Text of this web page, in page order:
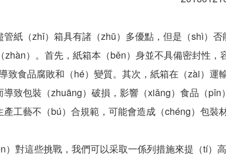
（zhǐ）箱具有諸（zhū）多優點，但是（shì）否
zhàn）。首先，紙箱本（běn）身並不具備密封性
導致食品腐敗和（hé）變質。其次，紙箱在（zài）
導致包裝（zhuāng）破損，影響（xiǎng）食品（
工藝不（bú）合規範，可能會造成（chéng）包裝
對這些挑戰，我們可以采取一係列措施來提（tí）